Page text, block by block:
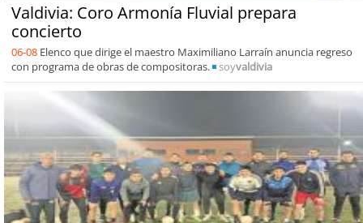
Valdivia: Coro Armonía Fluvial prepara
concierto
06-08 Elenco que dirige el maestro Maximiliano Larraín anuncia regreso
con programa de obras de compositoras.
soyvaldivia